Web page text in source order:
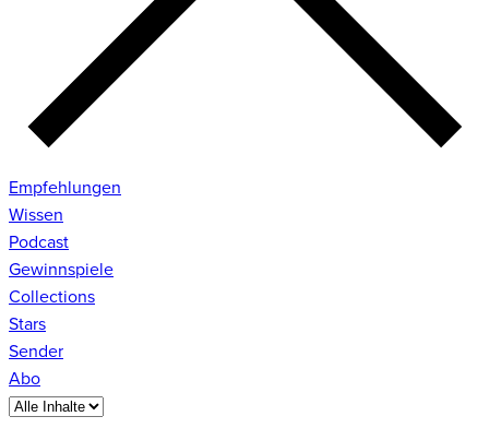
Empfehlungen
Wissen
Podcast
Gewinnspiele
Collections
Stars
Sender
Abo